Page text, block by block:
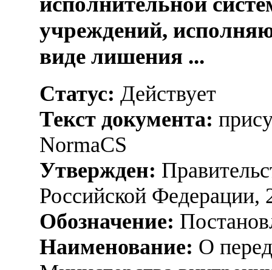
учреждений,
виде лишения ...
Статус: Действует
Текст документа:
NormaCS
Утвержден:
Российской Федерации,
Обозначение:
Наименование: О